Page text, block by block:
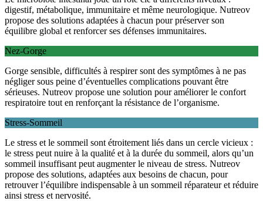
digestif, métabolique, immunitaire et même neurologique. Nutreov
propose des solutions adaptées à chacun pour préserver son
équilibre global et renforcer ses défenses immunitaires.
Nez-Gorge
Gorge sensible, difficultés à respirer sont des symptômes à ne pas
négliger sous peine d’éventuelles complications pouvant être
sérieuses. Nutreov propose une solution pour améliorer le confort
respiratoire tout en renforçant la résistance de l’organisme.
Stress-Sommeil
Le stress et le sommeil sont étroitement liés dans un cercle vicieux :
le stress peut nuire à la qualité et à la durée du sommeil, alors qu’un
sommeil insuffisant peut augmenter le niveau de stress. Nutreov
propose des solutions, adaptées aux besoins de chacun, pour
retrouver l’équilibre indispensable à un sommeil réparateur et réduire
ainsi stress et nervosité.